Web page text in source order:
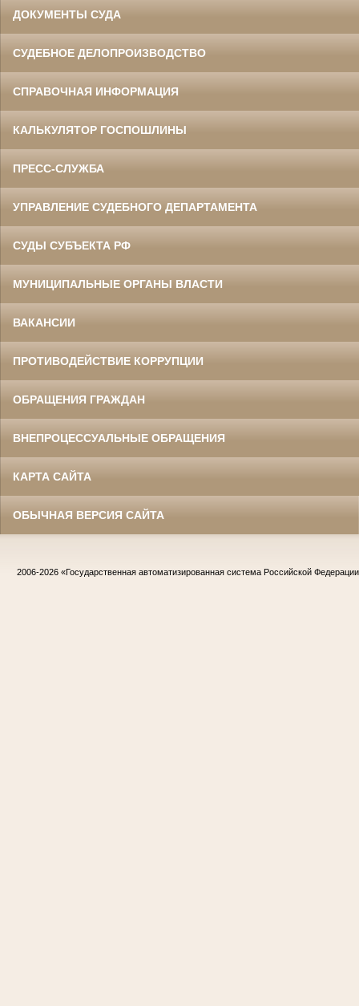
ДОКУМЕНТЫ СУДА
СУДЕБНОЕ ДЕЛОПРОИЗВОДСТВО
СПРАВОЧНАЯ ИНФОРМАЦИЯ
КАЛЬКУЛЯТОР ГОСПОШЛИНЫ
ПРЕСС-СЛУЖБА
УПРАВЛЕНИЕ СУДЕБНОГО ДЕПАРТАМЕНТА
СУДЫ СУБЪЕКТА РФ
МУНИЦИПАЛЬНЫЕ ОРГАНЫ ВЛАСТИ
ВАКАНСИИ
ПРОТИВОДЕЙСТВИЕ КОРРУПЦИИ
ОБРАЩЕНИЯ ГРАЖДАН
ВНЕПРОЦЕССУАЛЬНЫЕ ОБРАЩЕНИЯ
КАРТА САЙТА
ОБЫЧНАЯ ВЕРСИЯ САЙТА
2006-2026 «Государственная автоматизированная система Российской